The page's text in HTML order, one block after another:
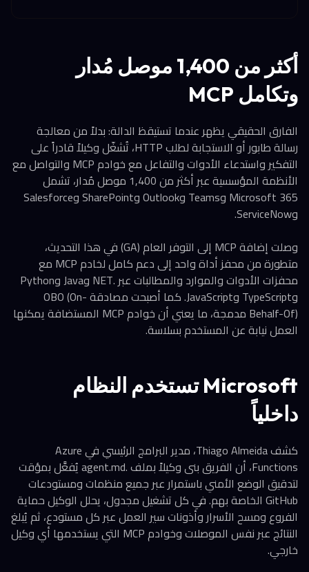
أكثر من 1,400 موصل مُدار
وتكامل MCP
الفارق الحقيقي يظهر عندما تستيقظ الدالة: بدلاً من معالجة
رسالة طابور أو الاستجابة لطلب HTTP، تُشغّل وكيلاً قادراً على
التفكير واستدعاء الأدوات والتفاعل مع خوادم MCP والتواصل مع
الأنظمة المؤسسية عبر أكثر من 1,400 موصل مُدار، تشمل
Microsoft 365 وTeams وOutlook وSharePoint وSalesforce
وServiceNow.
وصلت إضافة MCP إلى التوفر العام (GA) في هذا التحديث،
متطورة من محفز أداة واحد إلى دعم كامل لخادم MCP مع
محفزات الأدوات والموارد والمطالبات عبر .NET وJava وPython
وTypeScript وJavaScript. كما أصبحت مصادقة OBO (On-
Behalf-Of) مدمجة، ما يعني أن خوادم MCP المستضافة يمكنها
العمل نيابة عن المستخدم بسلاسة.
Microsoft تستخدم النظام
داخلياً
كشف Thiago Almeida، مدير البرامج الرئيسي في Azure
Functions، أن الفريق بنى وكيلاً بملف .agent.md يُفعَّل بمؤقت
لتدقيق الوضع الأمني باستمرار عبر جميع منظمات ومستودعات
GitHub الخاصة بهم. في كل تشغيل مجدول، يحلل الوكيل حماية
الفروع ومسح الأسرار وأذونات سير العمل عبر كل مستودع، ثم يُبلغ
النتائج عبر نفس الموصلات وخوادم MCP التي يستخدمها أي وكيل
خارجي.